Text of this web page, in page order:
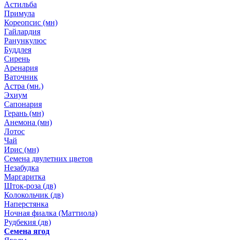
Астильба
Примула
Кореопсис (мн)
Гайлардия
Ранункулюс
Буддлея
Сирень
Аренария
Ваточник
Астра (мн.)
Эхиум
Сапонария
Герань (мн)
Анемона (мн)
Лотос
Чай
Ирис (мн)
Семена двулетних цветов
Незабудка
Маргаритка
Шток-роза (дв)
Колокольчик (дв)
Наперстянка
Ночная фиалка (Маттиола)
Рудбекия (дв)
Семена ягод